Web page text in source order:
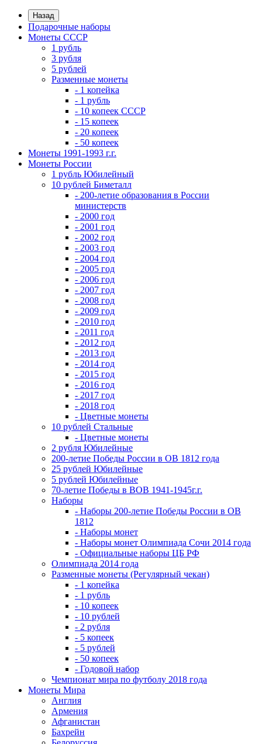
Назад
Подарочные наборы
Монеты СССР
1 рубль
3 рубля
5 рублей
Разменные монеты
- 1 копейка
- 1 рубль
- 10 копеек СССР
- 15 копеек
- 20 копеек
- 50 копеек
Монеты 1991-1993 г.г.
Монеты России
1 рубль Юбилейный
10 рублей Биметалл
- 200-летие образования в России
министерств
- 2000 год
- 2001 год
- 2002 год
- 2003 год
- 2004 год
- 2005 год
- 2006 год
- 2007 год
- 2008 год
- 2009 год
- 2010 год
- 2011 год
- 2012 год
- 2013 год
- 2014 год
- 2015 год
- 2016 год
- 2017 год
- 2018 год
- Цветные монеты
10 рублей Стальные
- Цветные монеты
2 рубля Юбилейные
200-летие Победы России в ОВ 1812 года
25 рублей Юбилейные
5 рублей Юбилейные
70-летие Победы в ВОВ 1941-1945г.г.
Наборы
- Наборы 200-летие Победы России в ОВ
1812
- Наборы монет
- Наборы монет Олимпиада Сочи 2014 года
- Официальные наборы ЦБ РФ
Олимпиада 2014 года
Разменные монеты (Регулярный чекан)
- 1 копейка
- 1 рубль
- 10 копеек
- 10 рублей
- 2 рубля
- 5 копеек
- 5 рублей
- 50 копеек
- Годовой набор
Чемпионат мира по футболу 2018 года
Монеты Мира
Англия
Армения
Афганистан
Бахрейн